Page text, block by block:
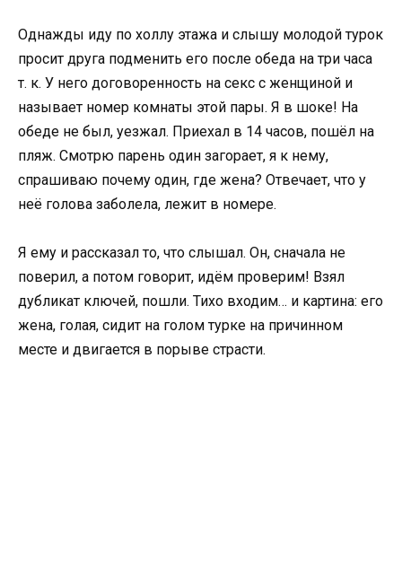
Однажды иду по холлу этажа и слышу молодой турок
просит друга подменить его после обеда на три часа
т. к. У него договоренность на секс с женщиной и
называет номер комнаты этой пары. Я в шоке! На
обеде не был, уезжал. Приехал в 14 часов, пошёл на
пляж. Смотрю парень один загорает, я к нему,
спрашиваю почему один, где жена? Отвечает, что у
неё голова заболела, лежит в номере.
Я ему и рассказал то, что слышал. Он, сначала не
поверил, а потом говорит, идём проверим! Взял
дубликат ключей, пошли. Тихо входим… и картина: его
жена, голая, сидит на голом турке на причинном
месте и двигается в порыве страсти.